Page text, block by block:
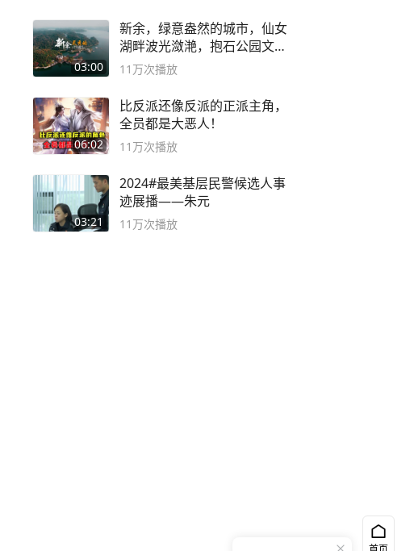
03:00
新余，绿意盎然的城市，仙女
湖畔波光潋滟，抱石公园文化
深邃……
11万次播放
06:02
比反派还像反派的正派主角，
全员都是大恶人！
11万次播放
03:21
2024#最美基层民警候选人事
迹展播——朱元
11万次播放